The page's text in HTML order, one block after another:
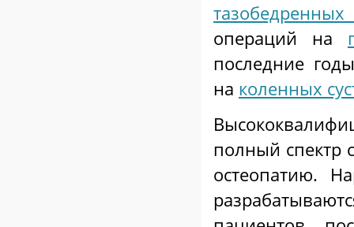
тазобедренных
операций на
последние
на коленных
полный спектр
остеопатию.